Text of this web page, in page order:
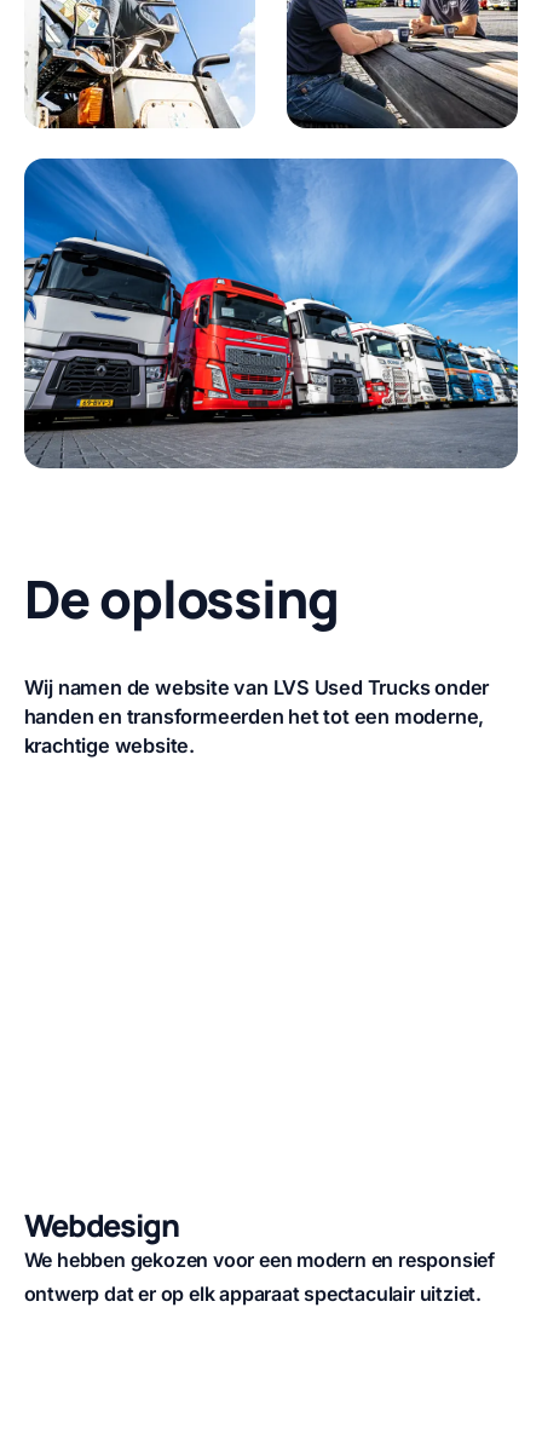
De oplossing
Wij namen de website van LVS Used Trucks onder
handen en transformeerden het tot een moderne,
krachtige website.
Webdesign
We hebben gekozen voor een modern en responsief
ontwerp dat er op elk apparaat spectaculair uitziet.